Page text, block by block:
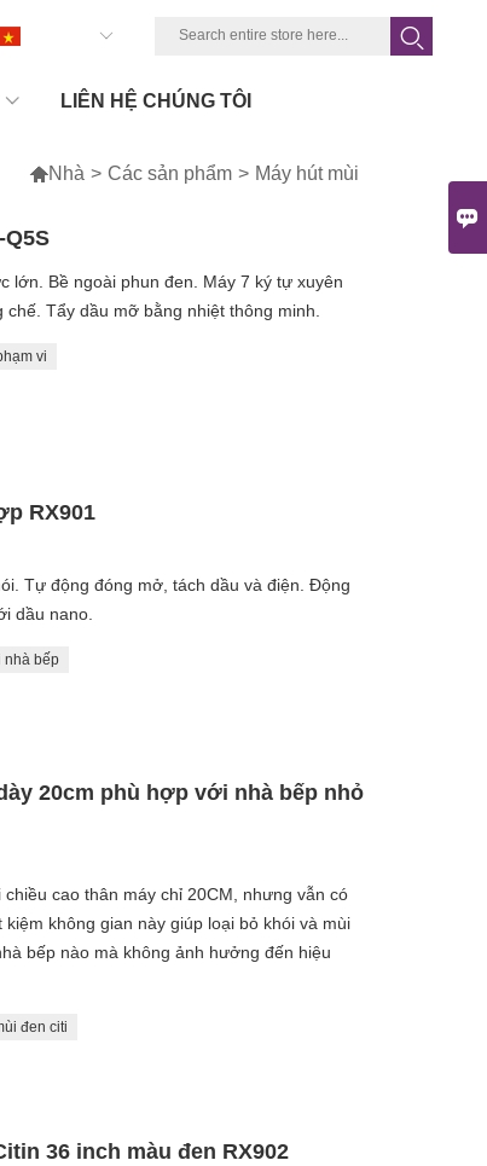
LIÊN HỆ CHÚNG TÔI
Nhà > Các sản phẩm > Máy hút mùi
lớn. Bề ngoài phun đen. Máy 7 ký tự xuyên
Tẩy dầu mỡ bằng nhiệt thông minh.
vi
RX901
Tự động đóng mở, tách dầu và điện. Động
dầu nano.
nhà bếp
20cm phù hợp với nhà bếp nhỏ
cao thân máy chỉ 20CM, nhưng vẫn có
không gian này giúp loại bỏ khói và mùi
bếp nào mà không ảnh hưởng đến hiệu
đen citi
36 inch màu đen RX902
